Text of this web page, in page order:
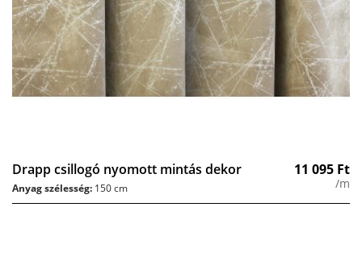
Drapp csillogó nyomott mintás dekor 11 095 Ft
/m
Anyag szélesség: 150 cm